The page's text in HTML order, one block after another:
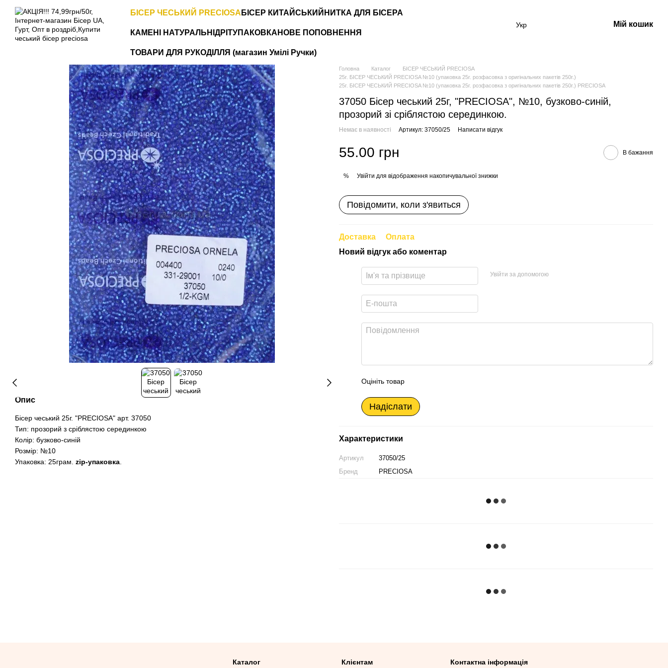
Перейти до основного контенту
БІСЕР ЧЕСЬКИЙ PRECIOSA БІСЕР КИТАЙСЬКИЙ НИТКА ДЛЯ БІСЕРА
КАМЕНІ НАТУРАЛЬНІ ДРІТУПАКОВКА НОВЕ ПОПОВНЕННЯ
ТОВАРИ ДЛЯ РУКОДІЛЛЯ (магазин Умілі Ручки)
Укр Мій кошик
Опис
Бісер чеський 25г. "PRECIOSA" арт. 37050
Тип: прозорий з сріблястою серединкою
Колір: бузково-синій
Розмір: №10
Упаковка: 25грам. zip-упаковка
Головна Каталог
БІСЕР ЧЕСЬКИЙ PRECIOSA
25г. БІСЕР ЧЕСЬКИЙ PRECIOSA №10 (упаковка 25г. розфасовка з оригінальних пакетів 250г.)
25г. БІСЕР ЧЕСЬКИЙ PRECIOSA №10 (упаковка 25г. розфасовка з оригінальних пакетів 250г.) PRECIOSA
37050 Бісер чеський 25г, "PRECIOSA", №10, бузково-синій,
прозорий зі сріблястою серединкою.
Немає в наявності Артикул: 37050/25 Написати відгук
55.00 грн В бажання
% Увійти для відображення накопичувальної знижки
Повідомити, коли з'явиться
Доставка
Оплата
Новий відгук або коментар
Увійти за допомогою
Оцініть товар
Надіслати
Характеристики
Артикул
37050/25
Бренд
PRECIOSA
Каталог Клієнтам Контактна інформація